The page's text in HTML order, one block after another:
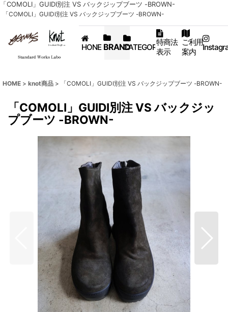
「COMOLI」GUIDI別注 VS バックジップブーツ -BROWN-
「COMOLI」GUIDI別注 VS バックジップブーツ -BROWN-
HONE BRANDCATEGORY特商法
表示
ご利用
案内
HOME > knot商品 > 「COMOLI」GUIDI別注 VS バックジップブーツ -BROWN-
「COMOLI」GUIDI別注 VS バックジッ
プブーツ -BROWN-